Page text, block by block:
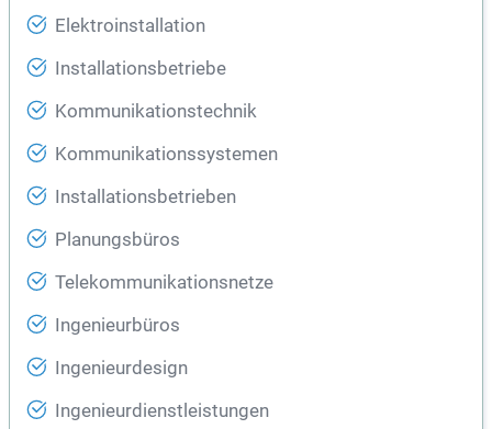
Elektroinstallation
Installationsbetriebe
Kommunikationstechnik
Kommunikationssystemen
Installationsbetrieben
Planungsbüros
Telekommunikationsnetze
Ingenieurbüros
Ingenieurdesign
Ingenieurdienstleistungen